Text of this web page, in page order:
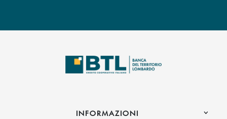
INFORMAZIONI